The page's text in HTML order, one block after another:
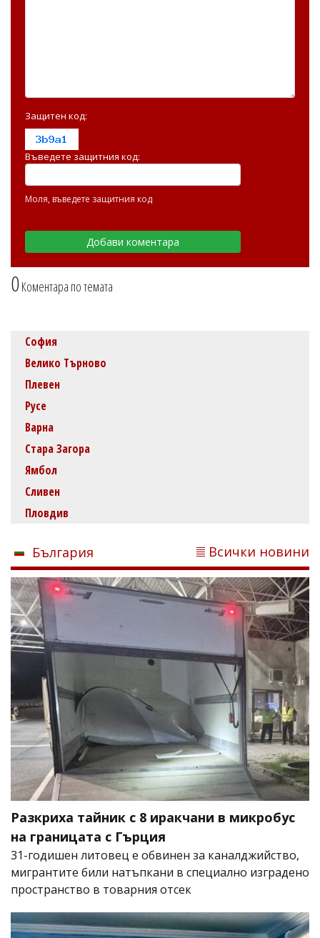
0Коментара по темата
Защитен код:
Въведете защитния код:
Моля, въведете защитния код
София
Велико Търново
Плевен
Русе
Варна
Стара Загора
Ямбол
Сливен
Пловдив
България Всички новини
Разкриха тайник с 8 иракчани в микробус
на границата с Гърция
31-годишен литовец е обвинен за каналджийство,
мигрантите били натъпкани в специално изградено
пространство в товарния отсек